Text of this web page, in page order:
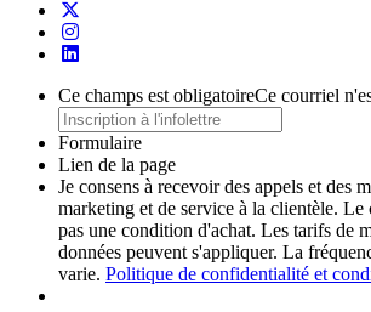
Ce champs est obligatoireCe courriel
Formulaire
Lien de la page
Je consens à recevoir des appels et des
marketing et de service à la clientèle. Le
pas une condition d'achat. Les tarifs de
données peuvent s'appliquer. La
varie. Politique de confidentialité et